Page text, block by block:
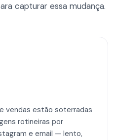
capturar essa mudança.
vendas estão soterradas
rotineiras por
e email — lento,